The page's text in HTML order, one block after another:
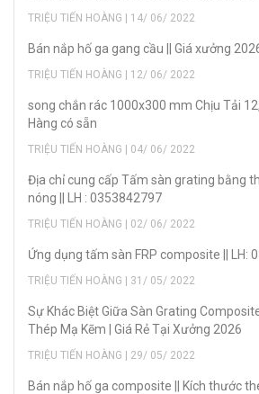
TRIỆU TIẾN HOÀNG | 14/ 06/ 2022
Bán nắp hố ga gang cầu || Giá xưởng
TRIỆU TIẾN HOÀNG | 12/ 06/ 2022
song chắn rác 1000x300 mm Chịu Tải
Hàng có sẵn
TRIỆU TIẾN HOÀNG | 04/ 06/ 2022
Địa chỉ cung cấp Tấm sàn grating bằng
nóng || LH : 0353842797
TRIỆU TIẾN HOÀNG | 02/ 06/ 2022
Ứng dụng tấm sàn FRP composite || LH:
TRIỆU TIẾN HOÀNG | 31/ 05/ 2022
Sự Khác Biệt Giữa Sàn Grating
Thép Mạ Kẽm | Giá Rẻ Tại Xưởng 2026
TRIỆU TIẾN HOÀNG | 29/ 05/ 2022
Bán nắp hố ga composite || Kích thước